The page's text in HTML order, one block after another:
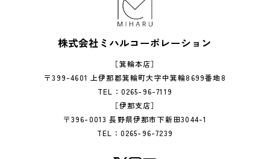
株式会社ミハルコーポレーション
［箕輪本店］
〒399-4601 上伊那郡箕輪町大字中箕輪8699番地8
TEL：0265-96-7119
［伊那支店］
〒396-0013 長野県伊那市下新田3044-1
TEL：0265-96-7239